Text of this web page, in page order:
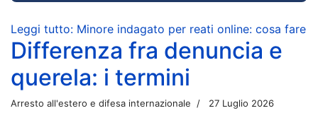
Leggi tutto: Minore indagato per reati online: cosa fare
Differenza fra denuncia e
querela: i termini
Arresto all'estero e difesa internazionale 27 Luglio 2026